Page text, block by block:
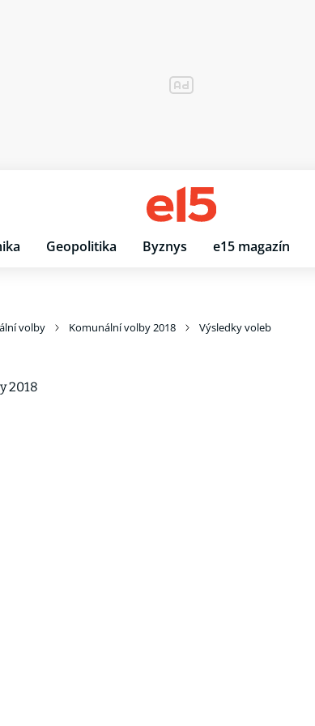
Geopolitika Byznys e15 magazín
volby Komunální volby 2018 Výsledky voleb